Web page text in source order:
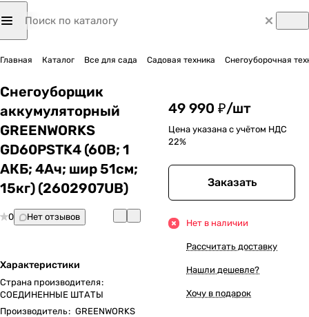
Главная Каталог Все для сада Садовая техника Снегоуборочная
Снегоуборщик
аккумуляторный
GREENWORKS
GD60PSTK4 (60В; 1
АКБ; 4Ач; шир 51см;
15кг) (2602907UB)
0 Нет отзывов
Характеристики
Страна производителя:
СОЕДИНЕННЫЕ ШТАТЫ
Производитель: GREENWORKS
49 990 ₽/шт
Цена указана с учётом НДС
22%
Заказать
Нет в наличии
Рассчитать доставку
Нашли дешевле?
Хочу в подарок